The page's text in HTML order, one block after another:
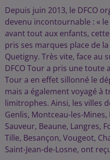
Depuis juin 2013, le DFCO
devenu incontournable : « le
avant tout aux enfants,
pris ses marques place de
Quetigny. Très vite, face au
DFCO Tour a pris une toute
Tour a en effet sillonné le
mais a également voyagé à
limitrophes. Ainsi, les villes
Genlis, Montceau-les-
Sauveur, Beaune, Langres,
Tille, Besançon, Vougeot,
Saint-Jean-de-Losne, ont